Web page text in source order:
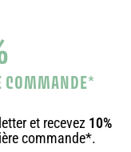
COMMANDE*
et recevez 10%
commande*.